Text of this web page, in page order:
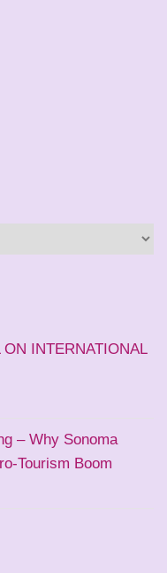
INTERNATIONAL
– Why Sonoma
Tourism Boom